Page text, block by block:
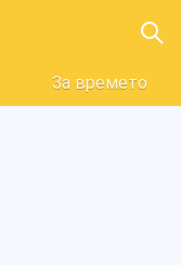
За времето